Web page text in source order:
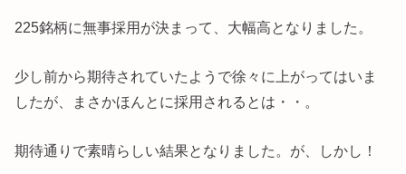
225銘柄に無事採用が決まって、大幅高となりました。
少し前から期待されていたようで徐々に上がってはいま
したが、まさかほんとに採用されるとは・・。
期待通りで素晴らしい結果となりました。が、しかし！